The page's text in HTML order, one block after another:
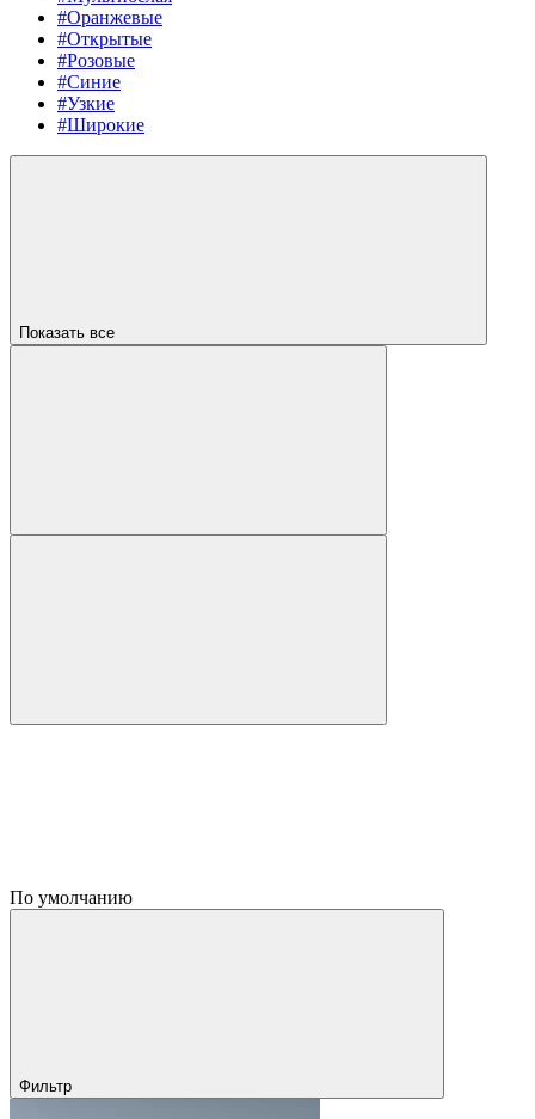
#Оранжевые
#Открытые
#Розовые
#Синие
#Узкие
#Широкие
Показать все
По умолчанию
Фильтр